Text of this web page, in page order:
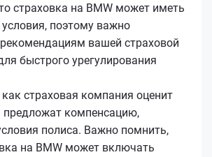
страховка на BMW может иметь
поэтому важно
вашей страховой
быстрого урегулирования
как страховая компания оценит
компенсацию,
полиса. Важно помнить,
на BMW может включать